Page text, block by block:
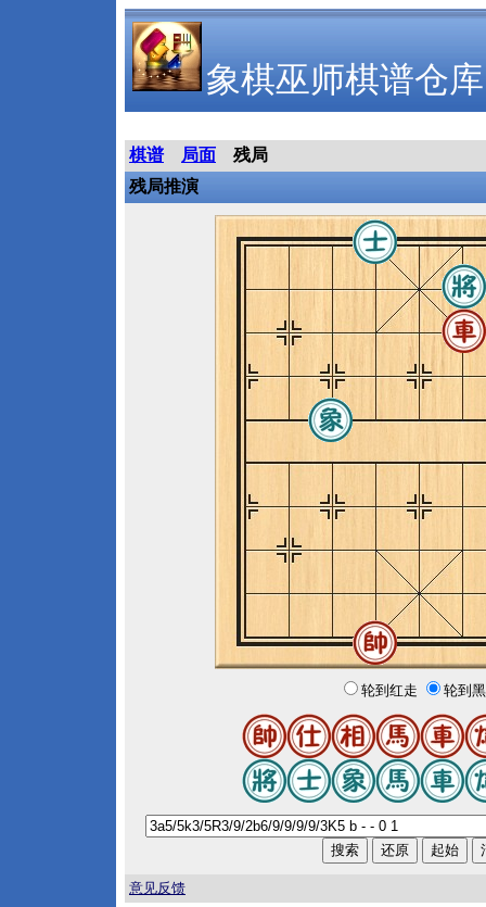
象棋巫师棋谱仓库
棋谱 局面
残局
残局推演
轮到红走 轮到
意见反馈